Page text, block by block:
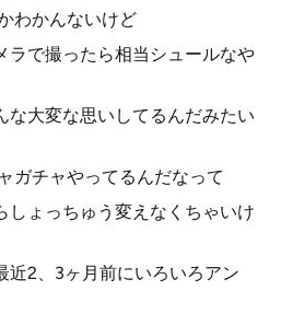
わかんないけど
ラで撮ったら相当シュールなや
な大変な思いしてるんだみたい
ガチャやってるんだなって
しょっちゅう変えなくちゃいけ
近2、3ヶ月前にいろいろアン